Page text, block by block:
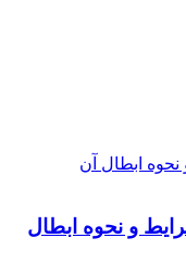
ابطال آن
و نحوه ابطال